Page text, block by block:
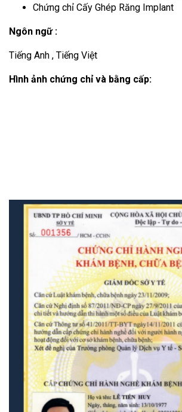
Chứng chỉ Cấy Ghép Răng Implant
Ngôn ngữ :
Tiếng Anh , Tiếng Việt
Hình ảnh chứng chỉ và bằng cấp: